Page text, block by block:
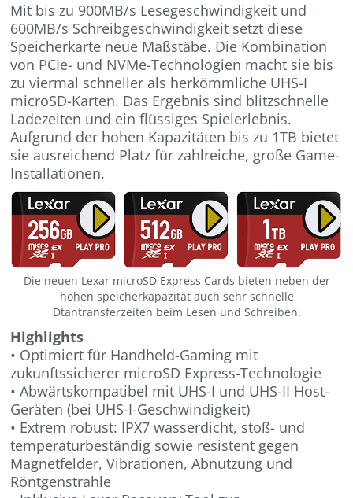
Mit bis zu 900MB/s Lesegeschwindigkeit und
600MB/s Schreibgeschwindigkeit setzt diese
Speicherkarte neue Maßstäbe. Die Kombination
von PCIe- und NVMe-Technologien macht sie bis
zu viermal schneller als herkömmliche UHS-I
microSD-Karten. Das Ergebnis sind blitzschnelle
Ladezeiten und ein flüssiges Spielerlebnis.
Aufgrund der hohen Kapazitäten bis zu 1TB bietet
sie ausreichend Platz für zahlreiche, große Game-
Installationen.
Die neuen Lexar microSD Express Cards bieten neben der
hohen speicherkapazität auch sehr schnelle
Dtantransferzeiten beim Lesen und Schreiben.
Highlights
• Optimiert für Handheld-Gaming mit
zukunftssicherer microSD Express-Technologie
• Abwärtskompatibel mit UHS-I und UHS-II Host-
Geräten (bei UHS-I-Geschwindigkeit)
• Extrem robust: IPX7 wasserdicht, stoß- und
temperaturbeständig sowie resistent gegen
Magnetfelder, Vibrationen, Abnutzung und
Röntgenstrahle